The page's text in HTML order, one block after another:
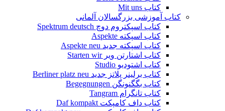
کتاب Mit uns
کتاب آموزشی بزرگسالان آلمانی
کتاب اسپکتروم دوچ Spektrum deutsch
کتاب اسپکته Aspekte
کتاب اسپکته جدید Aspekte neu
کتاب اشتارتن ویر Starten wir
کتاب اشتودیو Studio
کتاب برلینر پلاتز جدید Berliner platz neu
کتاب بگگنونگن Begegnungen
کتاب تانگرام Tangram
کتاب داف کامپکت Daf kompakt